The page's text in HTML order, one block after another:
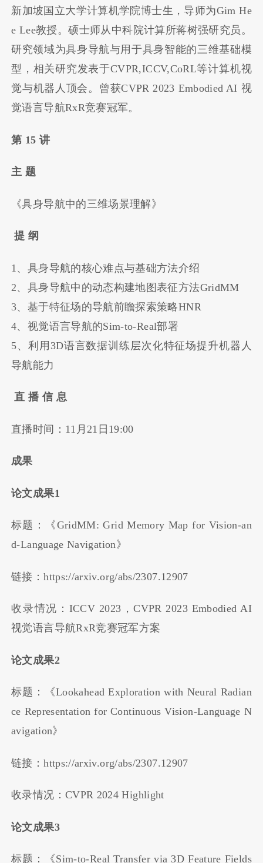
新加坡国立大学计算机学院博士生，导师为Gim He
e Lee教授。硕士师从中科院计算所蒋树强研究员。
研究领域为具身导航与用于具身智能的三维基础模
型，相关研究发表于CVPR,ICCV,CoRL等计算机视
觉与机器人顶会。曾获CVPR 2023 Embodied AI 视
觉语言导航RxR竞赛冠军。
第 15 讲
主 题
《具身导航中的三维场景理解》
提 纲
1、具身导航的核心难点与基础方法介绍
2、具身导航中的动态构建地图表征方法GridMM
3、基于特征场的导航前瞻探索策略HNR
4、视觉语言导航的Sim-to-Real部署
5、利用3D语言数据训练层次化特征场提升机器人
导航能力
直 播 信 息
直播时间：11月21日19:00
成果
论文成果1
标题：《GridMM: Grid Memory Map for Vision-an
d-Language Navigation》
链接：https://arxiv.org/abs/2307.12907
收录情况：ICCV 2023，CVPR 2023 Embodied AI
视觉语言导航RxR竞赛冠军方案
论文成果2
标题：《Lookahead Exploration with Neural Radian
ce Representation for Continuous Vision-Language N
avigation》
链接：https://arxiv.org/abs/2307.12907
收录情况：CVPR 2024 Highlight
论文成果3
标题：《Sim-to-Real Transfer via 3D Feature Fields